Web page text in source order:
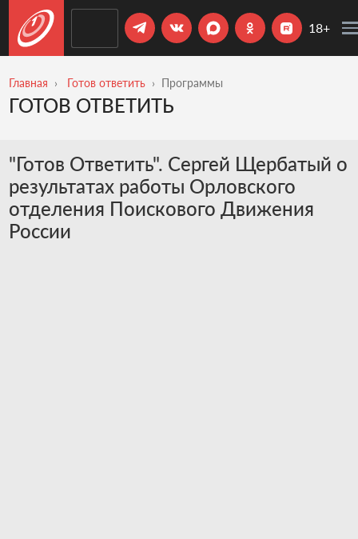
18+
Главная Готов ответить Программы
ГОТОВ ОТВЕТИТЬ
"Готов Ответить". Сергей Щербатый о
результатах работы Орловского
отделения Поискового Движения
России